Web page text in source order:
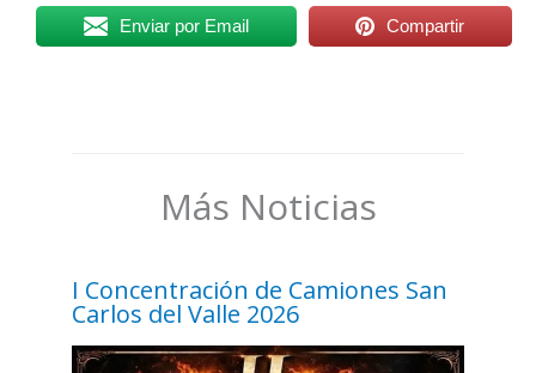
Enviar por Email Compartir
Más Noticias
I Concentración de Camiones San
Carlos del Valle 2026